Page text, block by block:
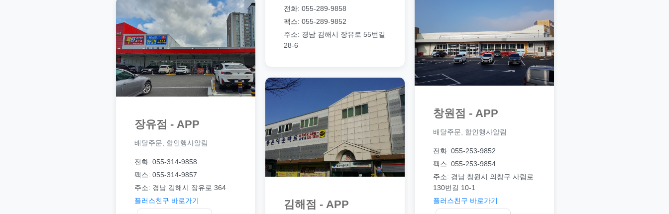
전화: 055-289-9858
팩스: 055-289-9852
주소: 경남 김해시 장유로 55번길
28-6
창원점 - APP
배달주문, 할인행사알림
전화: 055-253-9852
팩스: 055-253-9854
주소: 경남 창원시 의창구 사림로
130번길 10-1
플러스친구 바로가기
장유점 - APP
배달주문, 할인행사알림
전화: 055-314-9858
팩스: 055-314-9857
주소: 경남 김해시 장유로 364
플러스친구 바로가기
김해점 - APP